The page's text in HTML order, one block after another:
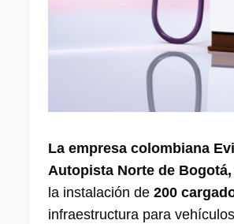
La empresa colombiana
Autopista Norte de
la instalación de 200
infraestructura para